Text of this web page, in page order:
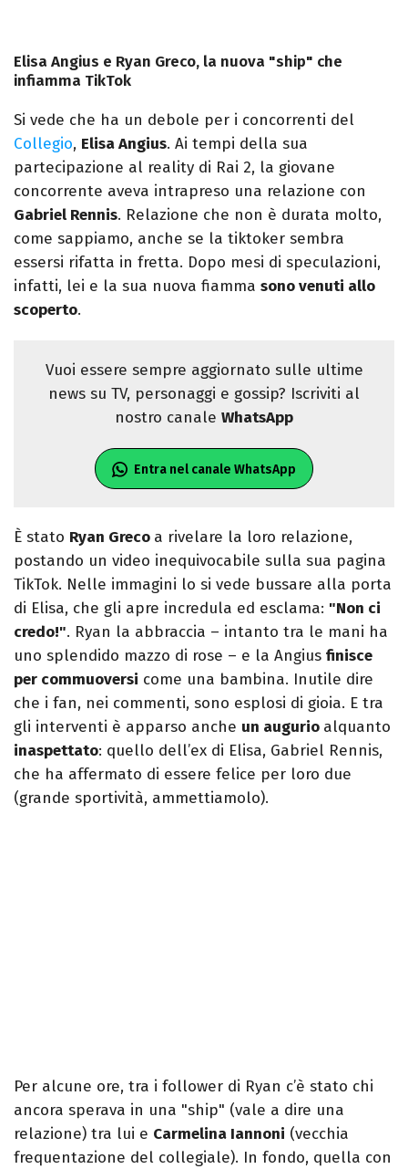
Elisa Angius e Ryan Greco, la nuova "ship" che
infiamma TikTok
Si vede che ha un debole per i concorrenti del
Collegio, Elisa Angius. Ai tempi della sua
partecipazione al reality di Rai 2, la giovane
concorrente aveva intrapreso una relazione con
Gabriel Rennis. Relazione che non è durata molto,
come sappiamo, anche se la tiktoker sembra
essersi rifatta in fretta. Dopo mesi di speculazioni,
infatti, lei e la sua nuova fiamma sono venuti allo
scoperto.
Vuoi essere sempre aggiornato sulle ultime
news su TV, personaggi e gossip? Iscriviti al
nostro canale WhatsApp
Entra nel canale WhatsApp
È stato Ryan Greco a rivelare la loro relazione,
postando un video inequivocabile sulla sua pagina
TikTok. Nelle immagini lo si vede bussare alla porta
di Elisa, che gli apre incredula ed esclama: "Non ci
credo!". Ryan la abbraccia – intanto tra le mani ha
uno splendido mazzo di rose – e la Angius finisce
per commuoversi come una bambina. Inutile dire
che i fan, nei commenti, sono esplosi di gioia. E tra
gli interventi è apparso anche un augurio alquanto
inaspettato: quello dell’ex di Elisa, Gabriel Rennis,
che ha affermato di essere felice per loro due
(grande sportività, ammettiamolo).
Per alcune ore, tra i follower di Ryan c’è stato chi
ancora sperava in una "ship" (vale a dire una
relazione) tra lui e Carmelina Iannoni (vecchia
frequentazione del collegiale). In fondo, quella con